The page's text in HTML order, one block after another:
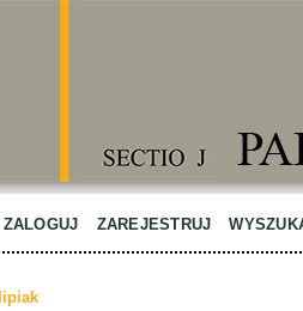
ZALOGUJ ZAREJESTRUJ